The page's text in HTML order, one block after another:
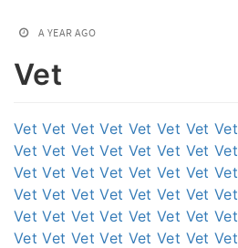
A YEAR AGO
Vet
Vet Vet Vet Vet Vet Vet Vet Vet
Vet Vet Vet Vet Vet Vet Vet Vet
Vet Vet Vet Vet Vet Vet Vet Vet
Vet Vet Vet Vet Vet Vet Vet Vet
Vet Vet Vet Vet Vet Vet Vet Vet
Vet Vet Vet Vet Vet Vet Vet Vet